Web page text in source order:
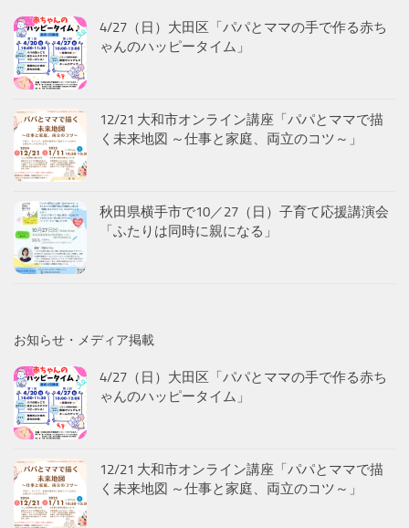
4/27（日）大田区「パパとママの手で作る赤ち
ゃんのハッピータイム」
12/21 大和市オンライン講座「パパとママで描
く未来地図 ～仕事と家庭、両立のコツ～」
秋田県横手市で10／27（日）子育て応援講演会
「ふたりは同時に親になる」
お知らせ・メディア掲載
4/27（日）大田区「パパとママの手で作る赤ち
ゃんのハッピータイム」
12/21 大和市オンライン講座「パパとママで描
く未来地図 ～仕事と家庭、両立のコツ～」